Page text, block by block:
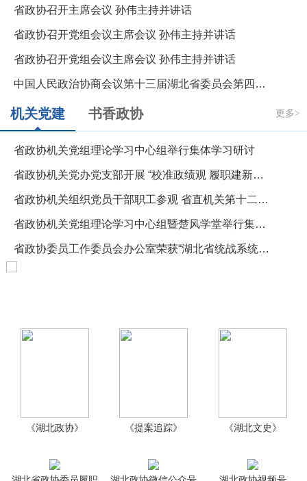
省政协召开党组会议主席会议 孙伟主持并讲话
省政协召开党组会议主席会议 孙伟主持并讲话
机关党建 书香政协
省政协机关党组理论学习中心组举行集体学习研讨
省政协机关组织党员干部职工参观 省直机关第十二届“清风颂”廉政书画展
省政协机关党组理论学习中心组暨楚风学堂举行集体学习
省政协委员工作委员会办公室荣获“湖北省统战系统先进集体”称号
湖北省政协委员履职
平台
湖北政协微信公众号 湖北政协视频号